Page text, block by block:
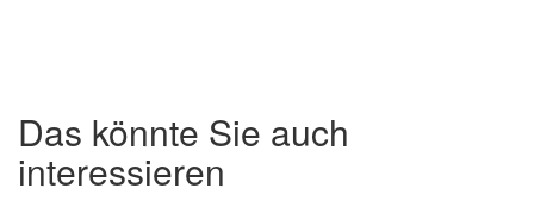
Das könnte Sie auch
interessieren